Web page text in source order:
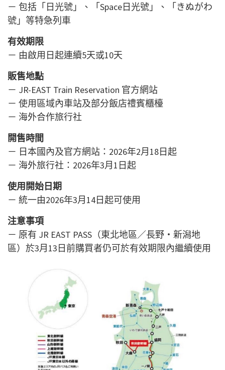
－ 包括「日光號」、「Space日光號」、「きぬがわ
號」等特急列車
有效期限
－ 由啟用日起連續5天或10天
販售地點
－ JR-EAST Train Reservation 官方網站
－ 使用區域內車站及部分飯店禮賓櫃檯
－ 海外合作旅行社
開售時間
－ 日本國內及官方網站：2026年2月18日起
－ 海外旅行社：2026年3月1日起
使用開始日期
－ 統一由2026年3月14日起可使用
注意事項
－ 原有 JR EAST PASS（東北地區／長野・新潟地
區）於3月13日前購買者仍可於有效期限內繼續使用